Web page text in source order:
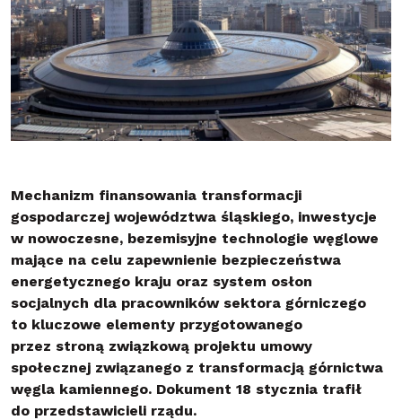
Mechanizm finansowania transformacji
gospodarczej województwa śląskiego, inwestycje
w nowoczesne, bezemisyjne technologie węglowe
mające na celu zapewnienie bezpieczeństwa
energetycznego kraju oraz system osłon
socjalnych dla pracowników sektora górniczego
to kluczowe elementy przygotowanego
przez stroną związkową projektu umowy
społecznej związanego z transformacją górnictwa
węgla kamiennego. Dokument 18 stycznia trafił
do przedstawicieli rządu.